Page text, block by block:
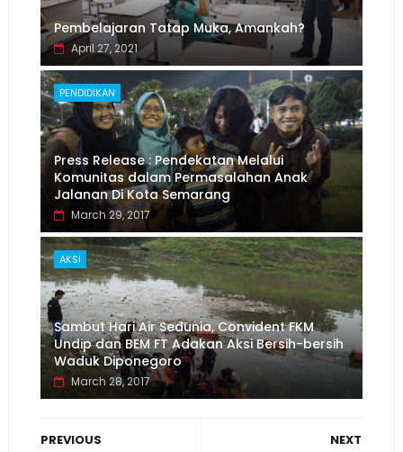
Pembelajaran Tatap Muka, Amankah?
April 27, 2021
PENDIDIKAN
Press Release : Pendekatan Melalui
Komunitas dalam Permasalahan Anak
Jalanan Di Kota Semarang
March 29, 2017
AKSI
Sambut Hari Air Sedunia, Convident FKM
Undip dan BEM FT Adakan Aksi Bersih-bersih
Waduk Diponegoro
March 28, 2017
NEXT
PREVIOUS